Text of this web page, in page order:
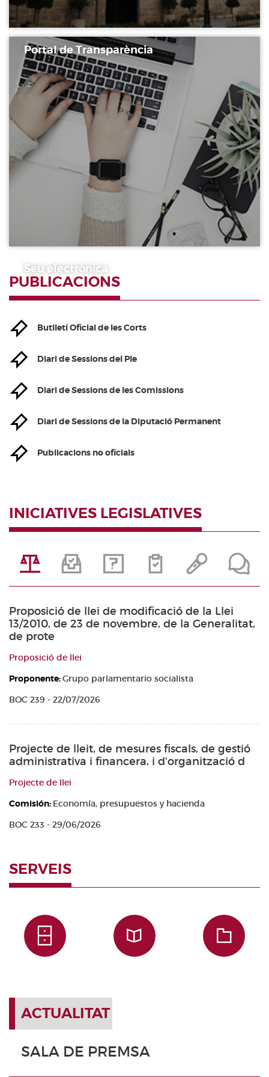
Portal de Transparència
Seu electrònica
PUBLICACIONS
Butlletí Oficial de les Corts
Diari de Sessions del Ple
Diari de Sessions de les Comissions
Diari de Sessions de la Diputació Permanent
Publicacions no oficials
INICIATIVES LEGISLATIVES
Proposició de llei de modificació de la Llei
13/2010, de 23 de novembre, de la Generalitat,
de prote
Proposició de llei
Proponente:Grupo parlamentario socialista
BOC 239 - 22/07/2026
Projecte de lleit, de mesures fiscals, de gestió
administrativa i financera, i d'organització d
Projecte de llei
Comisión: Economía, presupuestos y hacienda
BOC 233 - 29/06/2026
SERVEIS
ACTUALITAT
SALA DE PREMSA